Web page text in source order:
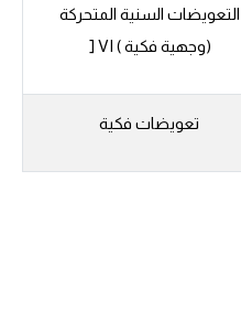
التعويضات السنية المتحركة
(وجهية فكية ) VI
[
تعويضات فكية